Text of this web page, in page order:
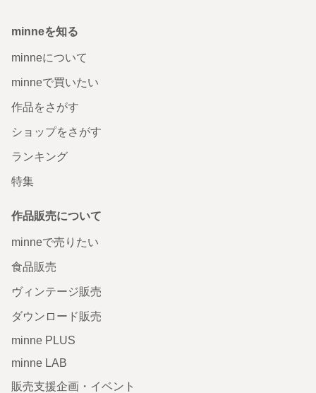
minneを知る
minneについて
minneで買いたい
作品をさがす
ショップをさがす
ランキング
特集
作品販売について
minneで売りたい
食品販売
ヴィンテージ販売
ダウンロード販売
minne PLUS
minne LAB
販売支援企画・イベント